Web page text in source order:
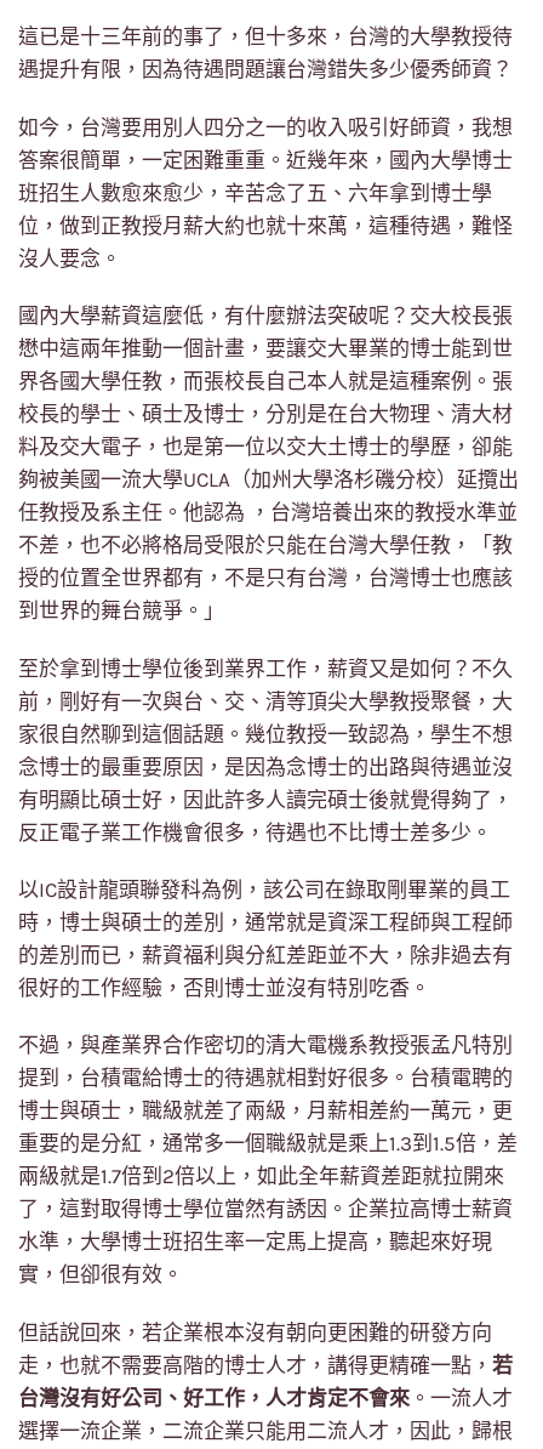
這已是十三年前的事了，但十多來，台灣的大學教授待
遇提升有限，因為待遇問題讓台灣錯失多少優秀師資？
如今，台灣要用別人四分之一的收入吸引好師資，我想
答案很簡單，一定困難重重。近幾年來，國內大學博士
班招生人數愈來愈少，辛苦念了五、六年拿到博士學
位，做到正教授月薪大約也就十來萬，這種待遇，難怪
沒人要念。
國內大學薪資這麼低，有什麼辦法突破呢？交大校長張
懋中這兩年推動一個計畫，要讓交大畢業的博士能到世
界各國大學任教，而張校長自己本人就是這種案例。張
校長的學士、碩士及博士，分別是在台大物理、清大材
料及交大電子，也是第一位以交大土博士的學歷，卻能
夠被美國一流大學UCLA（加州大學洛杉磯分校）延攬出
任教授及系主任。他認為 ，台灣培養出來的教授水準並
不差，也不必將格局受限於只能在台灣大學任教，「教
授的位置全世界都有，不是只有台灣，台灣博士也應該
到世界的舞台競爭。」
至於拿到博士學位後到業界工作，薪資又是如何？不久
前，剛好有一次與台、交、清等頂尖大學教授聚餐，大
家很自然聊到這個話題。幾位教授一致認為，學生不想
念博士的最重要原因，是因為念博士的出路與待遇並沒
有明顯比碩士好，因此許多人讀完碩士後就覺得夠了，
反正電子業工作機會很多，待遇也不比博士差多少。
以IC設計龍頭聯發科為例，該公司在錄取剛畢業的員工
時，博士與碩士的差別，通常就是資深工程師與工程師
的差別而已，薪資福利與分紅差距並不大，除非過去有
很好的工作經驗，否則博士並沒有特別吃香。
不過，與產業界合作密切的清大電機系教授張孟凡特別
提到，台積電給博士的待遇就相對好很多。台積電聘的
博士與碩士，職級就差了兩級，月薪相差約一萬元，更
重要的是分紅，通常多一個職級就是乘上1.3到1.5倍，差
兩級就是1.7倍到2倍以上，如此全年薪資差距就拉開來
了，這對取得博士學位當然有誘因。企業拉高博士薪資
水準，大學博士班招生率一定馬上提高，聽起來好現
實，但卻很有效。
但話說回來，若企業根本沒有朝向更困難的研發方向
走，也就不需要高階的博士人才，講得更精確一點， 若
台灣沒有好公司、好工作，人才肯定不會來 。一流人才
選擇一流企業，二流企業只能用二流人才，因此，歸根